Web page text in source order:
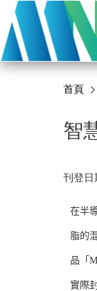
首頁
智
刊登日
在半
脂的
品「
實際